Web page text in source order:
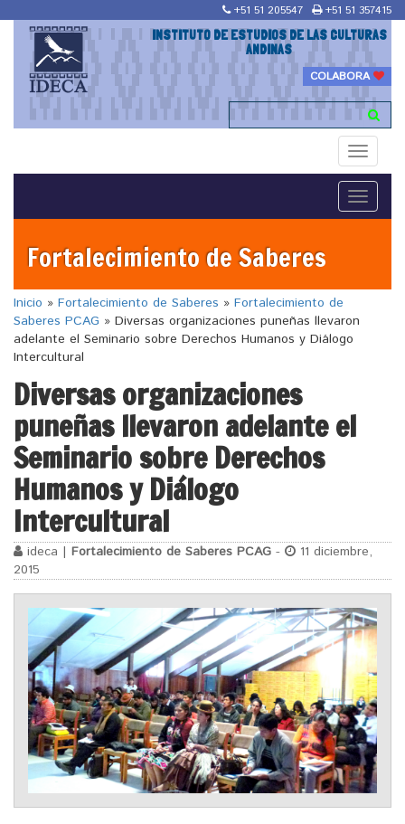
+51 51 205547 +51 51 357415
INSTITUTO DE ESTUDIOS DE LAS CULTURAS
ANDINAS
COLABORA
Toggle
Toggle
Fortalecimiento de Saberes
Inicio » Fortalecimiento de Saberes » Fortalecimiento de
Saberes PCAG » Diversas organizaciones puneñas llevaron
adelante el Seminario sobre Derechos Humanos y Diálogo
Intercultural
Diversas organizaciones
puneñas llevaron adelante el
Seminario sobre Derechos
Humanos y Diálogo
Intercultural
ideca | Fortalecimiento de Saberes PCAG -
11 diciembre,
2015